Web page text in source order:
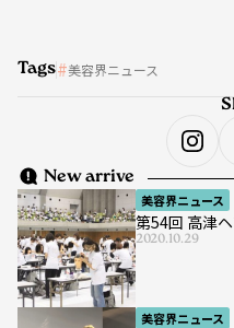
Tags 美容界ニュース
New arrive
美容界ニュース
第54回 高津
2020.10.29
美容界ニュース